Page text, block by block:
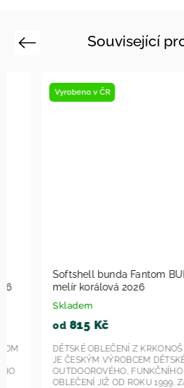
Související
Previous
Vyrobeno v ČR
Softshell bunda Fantom BUN
melír korálová 2026
Skladem
815 Kč
DĚTSKÉ OBLEČENÍ Z KRKONOŠ
JE ČESKÝM VÝROBCEM DĚTSKÉHO
OUTDOOROVÉHO, FUNKČNÍHO A
OBLEČENÍ JIŽ OD ROKU 1999.